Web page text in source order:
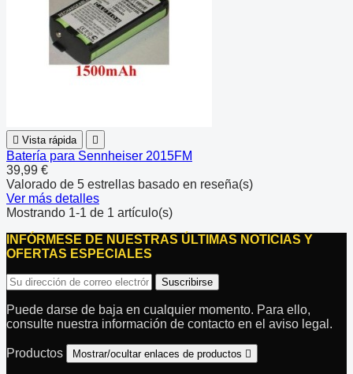
 Vista rápida 
Batería para Sennheiser 2015FM
39,99 €
Valorado de 5 estrellas basado en reseña(s)
Ver más detalles
Mostrando 1-1 de 1 artículo(s)
INFÓRMESE DE NUESTRAS ÚLTIMAS NOTICIAS Y
OFERTAS ESPECIALES
Puede darse de baja en cualquier momento. Para ello,
consulte nuestra información de contacto en el aviso legal.
Productos Mostrar/ocultar enlaces de productos 